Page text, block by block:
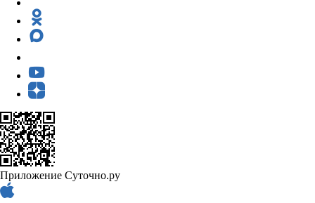
Приложение Суточно.ру